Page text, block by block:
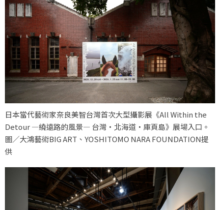
日本當代藝術家奈良美智台灣首次大型攝影展《All Within the
Detour ―繞遠路的風景― 台灣・北海道・庫頁島》展場入口。
圖／大鴻藝術BIG ART、YOSHITOMO NARA FOUNDATION提
供